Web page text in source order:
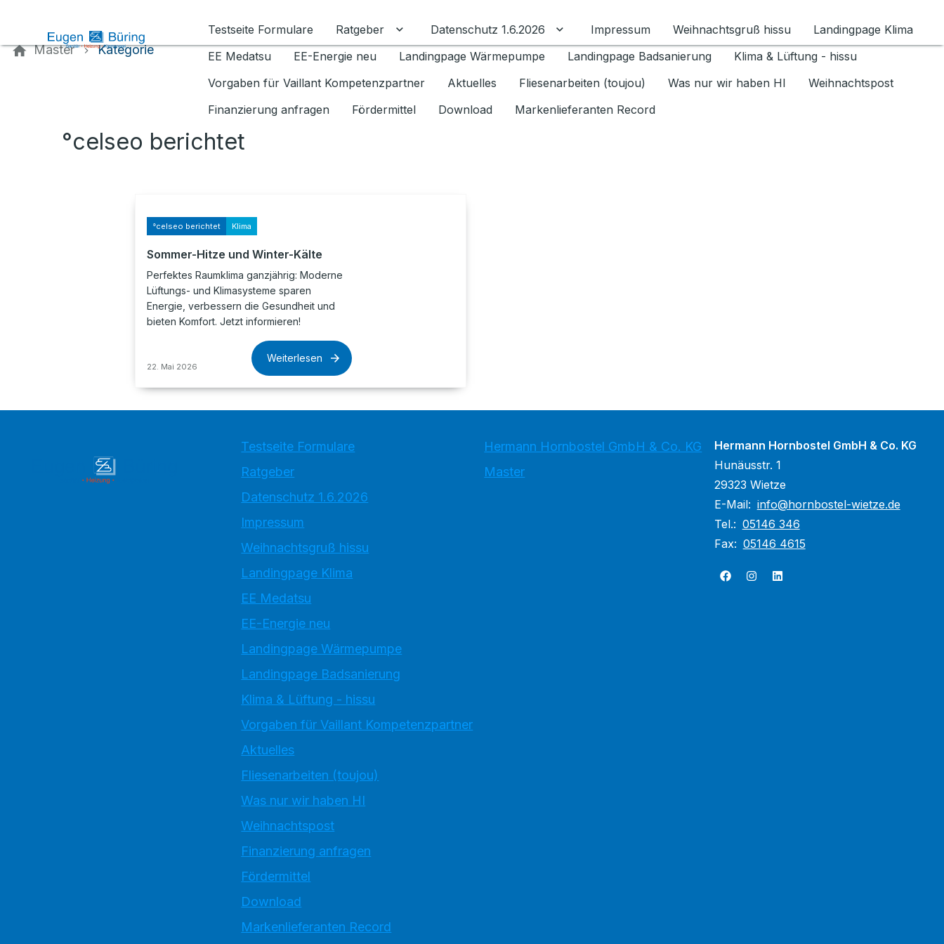
Testseite Formulare
Ratgeber Untermenü für Ratgeber umschalten
Datenschutz 1.6.2026 Untermenü für Datenschutz 1.6.2026 umschalten
Impressum Weihnachtsgruß hissu
Landingpage Klima
EE Medatsu
EE-Energie neu Landingpage Wärmepumpe Landingpage Badsanierung
Klima & Lüftung - hissu
Vorgaben für Vaillant Kompetenzpartner
Aktuelles Fliesenarbeiten (toujou) Was nur wir haben HI
Weihnachtspost
Finanzierung anfragen
Fördermittel Download Markenlieferanten Record
Master Kategorie
°celseo berichtet
°celseo berichtet Klima
Sommer-Hitze und Winter-Kälte
Perfektes Raumklima ganzjährig: Moderne
Lüftungs- und Klimasysteme sparen
Energie, verbessern die Gesundheit und
bieten Komfort. Jetzt informieren!
22. Mai 2026
Weiterlesen
Testseite Formulare
Ratgeber
Datenschutz 1.6.2026
Impressum
Weihnachtsgruß hissu
Landingpage Klima
EE Medatsu
EE-Energie neu
Landingpage Wärmepumpe
Landingpage Badsanierung
Klima & Lüftung - hissu
Vorgaben für Vaillant Kompetenzpartner
Aktuelles
Fliesenarbeiten (toujou)
Was nur wir haben HI
Weihnachtspost
Finanzierung anfragen
Fördermittel
Download
Markenlieferanten Record
Hermann Hornbostel GmbH & Co. KG
Master
Hermann Hornbostel GmbH & Co. KG
Hunäusstr. 1
29323 Wietze
E-Mail: info@hornbostel-wietze.de
Tel.: 05146 346
Fax: 05146 4615